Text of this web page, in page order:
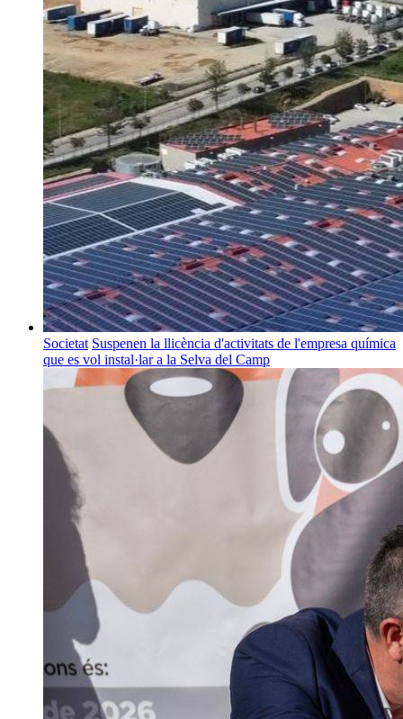
Societat Suspenen la llicència d'activitats de l'empresa química
que es vol instal·lar a la Selva del Camp